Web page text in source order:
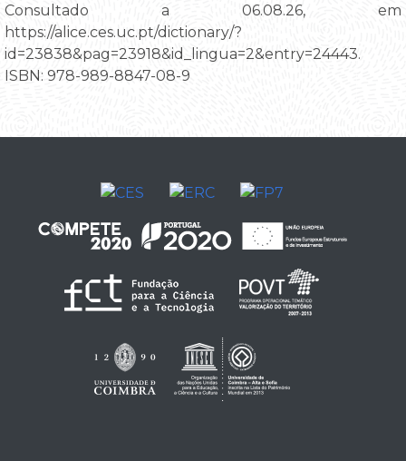
Consultado a 06.08.26, em
https://alice.ces.uc.pt/dictionary/?
id=23838&pag=23918&id_lingua=2&entry=24443.
ISBN: 978-989-8847-08-9